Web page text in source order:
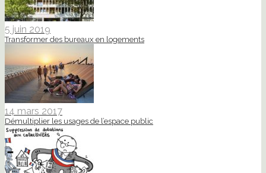
5 juin 2019
Transformer des bureaux en logements
14 mars 2017
Démultiplier les usages de l’espace public